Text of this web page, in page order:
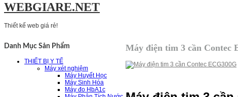
WEBGIARE.NET
Thiết kế web giá rẻ!
Danh Mục Sản Phẩm
THIẾT BỊ Y TẾ
Máy xét nghiệm
Máy Huyết Học
Máy Sinh Hóa
Máy đo HbA1c
Máy điện tim 3 cần Contec